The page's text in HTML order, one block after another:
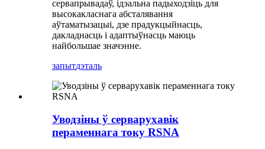
сервапрывадаў, ідэальна падыходзіць для
высокакласнага абсталявання
аўтаматызацыі, дзе прадукцыйнасць,
дакладнасць і адаптыўнасць маюць
найбольшае значэнне.
запытдэталь
Уводзіны ў серварухавік
пераменнага току RSNA